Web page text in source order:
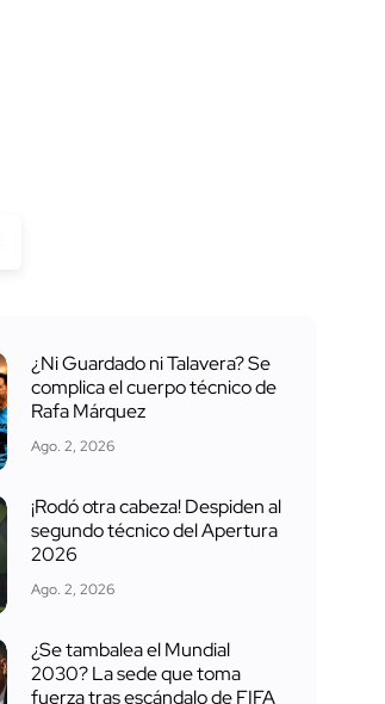
¿Ni Guardado ni Talavera? Se
complica el cuerpo técnico de
Rafa Márquez
Ago. 2, 2026
¡Rodó otra cabeza! Despiden al
segundo técnico del Apertura
2026
Ago. 2, 2026
¿Se tambalea el Mundial
2030? La sede que toma
fuerza tras escándalo de FIFA